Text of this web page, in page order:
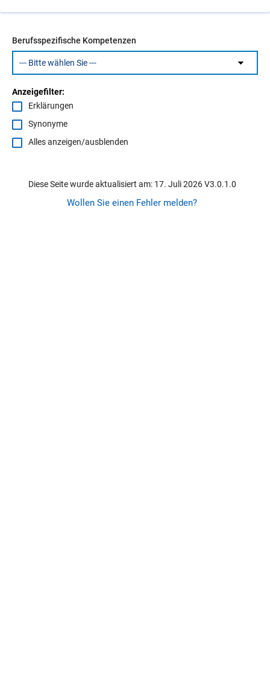
Berufsspezifische Kompetenzen
Anzeigefilter:
Erklärungen
Synonyme
Alles anzeigen/ausblenden
Diese Seite wurde aktualisiert am: 17. Juli 2026 V3.0.1.0
Wollen Sie einen Fehler melden?